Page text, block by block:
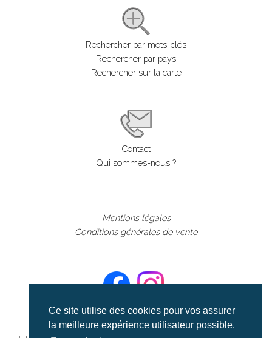
Ce site utilise des cookies pour vos assurer
la meilleure expérience utilisateur possible.
Rechercher par mots-clés
Rechercher par pays
Rechercher sur la carte
Contact
Qui sommes-nous ?
Mentions légales
Conditions générales de vente
©aerialcollection marque déposée 2024